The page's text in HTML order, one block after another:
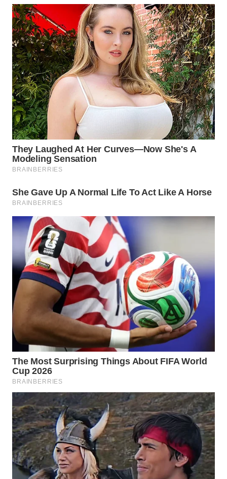
WN
SOLO
WN
BOROBUDUR
WN
MADURA
WN
SURABAYA
WN
WN
BINTAN
WN
MANDALIKA
WN
LIKUPANG
LABUANBAJO
WN
BORNEO
Wahana
Media
Group
WAHANA
NEWS
WAHANA